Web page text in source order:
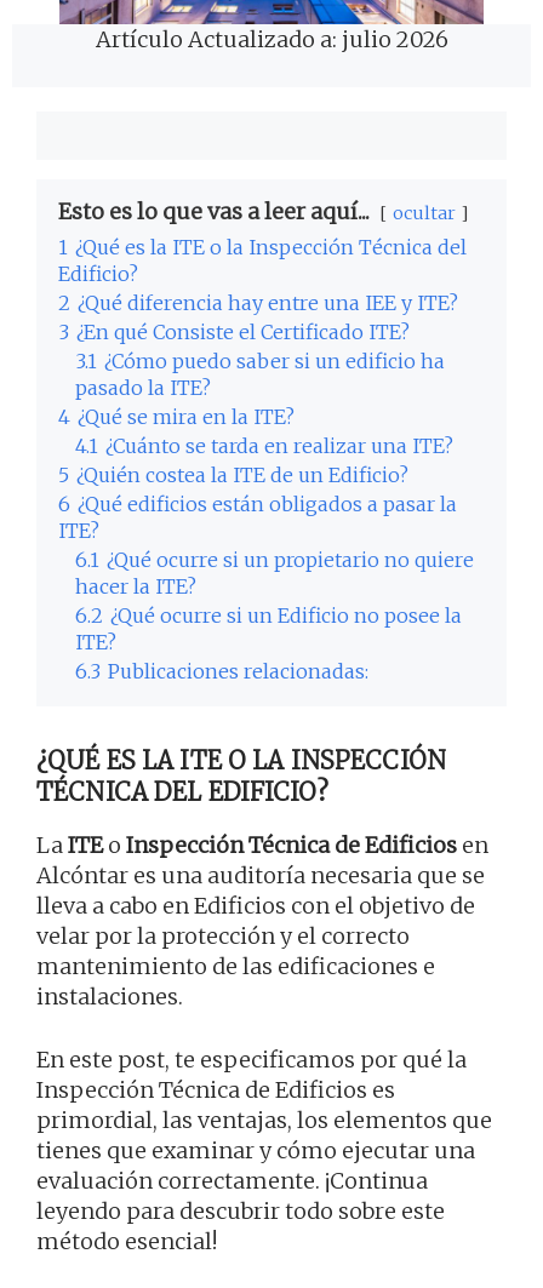
Artículo Actualizado a: julio 2026
Esto es lo que vas a leer aquí... ocultar
1 ¿Qué es la ITE o la Inspección Técnica del
Edificio?
2 ¿Qué diferencia hay entre una IEE y ITE?
3 ¿En qué Consiste el Certificado ITE?
3.1 ¿Cómo puedo saber si un edificio ha
pasado la ITE?
4 ¿Qué se mira en la ITE?
4.1 ¿Cuánto se tarda en realizar una ITE?
5 ¿Quién costea la ITE de un Edificio?
6 ¿Qué edificios están obligados a pasar la
ITE?
6.1 ¿Qué ocurre si un propietario no quiere
hacer la ITE?
6.2 ¿Qué ocurre si un Edificio no posee la
ITE?
6.3 Publicaciones relacionadas:
¿QUÉ ES LA ITE O LA INSPECCIÓN
TÉCNICA DEL EDIFICIO?
LaITEo Inspección Técnica de Edificios en
Alcóntar es una auditoría necesaria que se
lleva a cabo en Edificios con el objetivo de
velar por la protección y el correcto
mantenimiento de las edificaciones e
instalaciones.
En este post, te especificamos por qué la
Inspección Técnica de Edificios es
primordial, las ventajas, los elementos que
tienes que examinar y cómo ejecutar una
evaluación correctamente. ¡Continua
leyendo para descubrir todo sobre este
método esencial!